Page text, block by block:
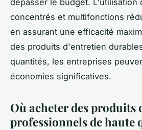
concentrés et multifonctions
en assurant une efficacité
des produits d'entretien
quantités, les entreprises
économies significatives.
Où acheter des produits
professionnels de haute